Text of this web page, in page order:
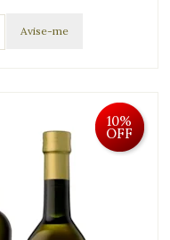
10%
OFF